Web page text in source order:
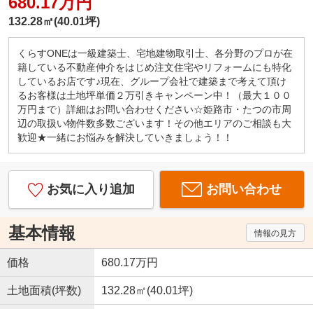
132.28㎡(40.01坪)
くらすONEは一級建築士、宅地建物取引士、各分野のプロが在
籍している不動産仲介をはじめ注文住宅やリフォームにも特化
しているお店です♪現在、グループ会社で建築まで考えて頂け
るお客様は土地坪単価２万引きキャンペーン中！（最大１００
万円まで）詳細はお問い合わせください☆姫路市・たつの市周
辺の取扱い物件数多数ございます！その他エリアのご相談も大
歓迎★一緒にお悩みを解決していきましょう！！
お気に入り追加 お問い合わせ
基本情報 情報の見方
価格 680.17万円
土地面積(坪数) 132.28㎡(40.01坪)